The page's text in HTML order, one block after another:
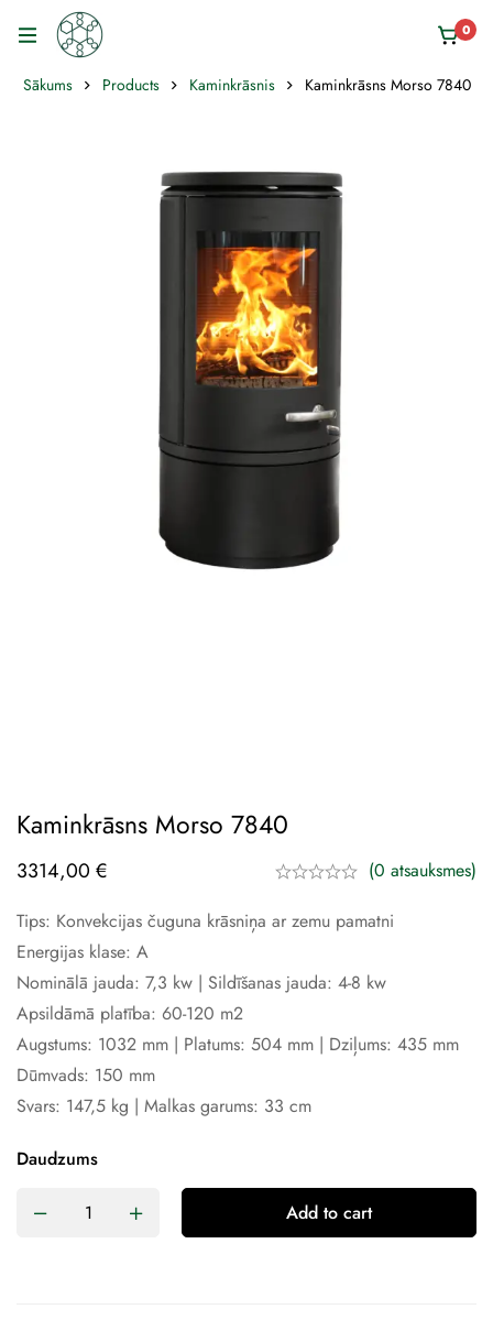
0
Sākums Products Kaminkrāsnis Kaminkrāsns Morso 7840
Kaminkrāsns Morso 7840
3314,00 €
(0 atsauksmes)
Tips: Konvekcijas čuguna krāsniņa ar zemu pamatni
Energijas klase: A
Nominālā jauda: 7,3 kw | Sildīšanas jauda: 4-8 kw
Apsildāmā platība: 60-120 m2
Augstums: 1032 mm | Platums: 504 mm | Dziļums: 435 mm
Dūmvads: 150 mm
Svars: 147,5 kg | Malkas garums: 33 cm
Daudzums
Add to cart